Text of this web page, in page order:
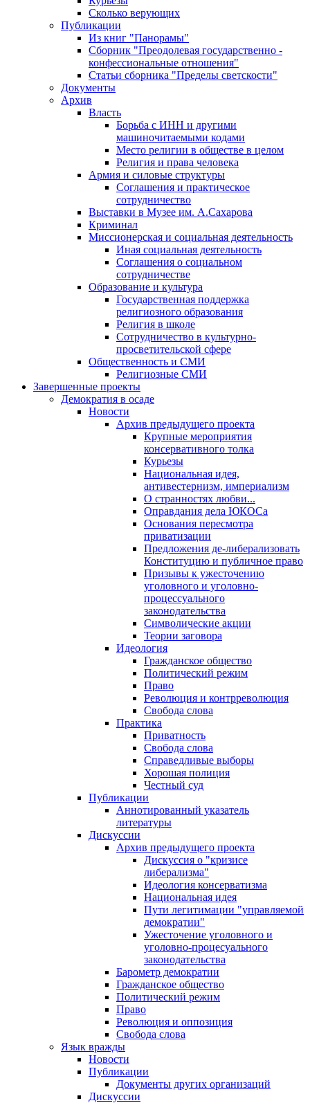
Сколько верующих
Публикации
Из книг "Панорамы"
Сборник "Преодолевая государственно -
конфессиональные отношения"
Статьи сборника "Пределы светскости"
Документы
Архив
Власть
Борьба с ИНН и другими
машиночитаемыми кодами
Место религии в обществе в целом
Религия и права человека
Армия и силовые структуры
Соглашения и практическое
сотрудничество
Выставки в Музее им. А.Сахарова
Криминал
Миссионерская и социальная деятельность
Иная социальная деятельность
Соглашения о социальном
сотрудничестве
Образование и культура
Государственная поддержка
религиозного образования
Религия в школе
Сотрудничество в культурно-
просветительской сфере
Общественность и СМИ
Религиозные СМИ
Завершенные проекты
Демократия в осаде
Новости
Архив предыдущего проекта
Крупные мероприятия
консервативного толка
Курьезы
Национальная идея,
антивестернизм, империализм
О странностях любви...
Оправдания дела ЮКОСа
Основания пересмотра
приватизации
Предложения де-либерализовать
Конституцию и публичное право
Призывы к ужесточению
уголовного и уголовно-
процессуального
законодательства
Символические акции
Теории заговора
Идеология
Гражданское общество
Политический режим
Право
Революция и контрреволюция
Свобода слова
Практика
Приватность
Свобода слова
Справедливые выборы
Хорошая полиция
Честный суд
Публикации
Аннотированный указатель
литературы
Дискуссии
Архив предыдущего проекта
Дискуссия о "кризисе
либерализма"
Идеология консерватизма
Национальная идея
Пути легитимации "управляемой
демократии"
Ужесточение уголовного и
уголовно-процесуального
законодательства
Барометр демократии
Гражданское общество
Политический режим
Право
Революция и оппозиция
Свобода слова
Язык вражды
Новости
Публикации
Документы других организаций
Дискуссии